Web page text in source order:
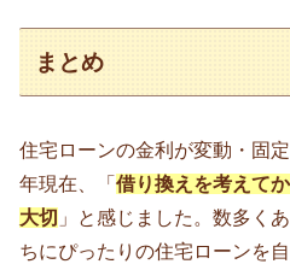
まとめ
住宅ローンの金利が変動・固
年現在、「 借り換えを考えて
大切 」と感じました。数多く
ちにぴったりの住宅ローンを